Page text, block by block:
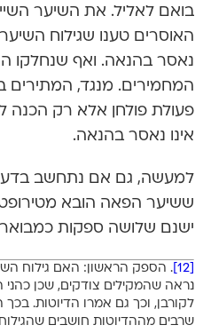
בואם לאליל. את השיער
האוסרים טענו שגילוח
נאסר בהנאה. ואף שנחלקו
המחמירים. מנגד, המתירים
פעולת פולחן אלא רק הכנה
אינו נאסר בהנאה.
למעשה, גם אם נתחשב בדעת
ששיער הפאה הובא
ישנם שלושה ספקות
. הספק הראשון: האם גילוח
נראה שהמקילים צודקים, שכן כהני
לקורבן, וכך גם אמרו הדיוטות.
שרבים מההדיוטות חושבים